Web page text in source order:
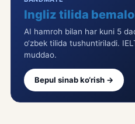
Ingliz tilida
AI hamroh bilan har kuni 5
o‘zbek tilida tushuntiriladi.
muddao.
Bepul sinab ko‘rish →